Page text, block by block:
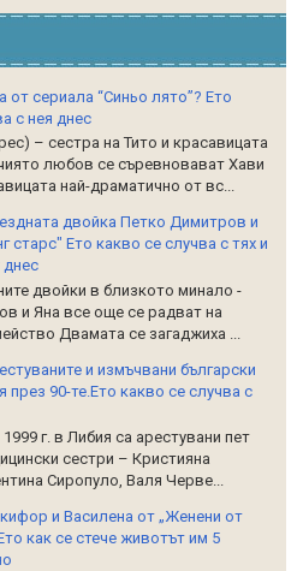
от сериала “Синьо лято”? Ето
с нея днес
– сестра на Тито и красавицата
любов се съревновават Хави
най-драматично от вс...
двойка Петко Димитров и
старс" Ето какво се случва с тях и
днес
двойки в близкото минало -
и Яна все още се радват на
Двамата се загаджиха ...
и измъчвани български
през 90-те.Ето какво се случва с
г. в Либия са арестувани пет
сестри – Кристияна
Сиропуло, Валя Черве...
и Василена от „Женени от
как се стече животът им 5